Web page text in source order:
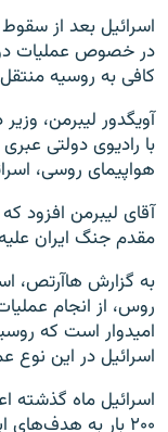
اسرائیل بعد از
در خصوص عملیات
کافی به روسیه
آویگدور لیبرمن،
با رادیوی دولتی
هواپیمای روسی،
آقای لیبرمن افزود
مقدم جنگ ایران
به گزارش هاآرتص،
روس، از انجام
امیدوار است که
اسرائیل در این نوع
اسرائیل ماه گذشته
۲۰۰ بار به